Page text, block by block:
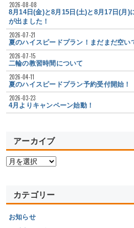
8月14日(金)と8月15日(土)と8月17日(月)
が出ました！
2026-08-08
夏のハイスピードプラン！まだまだ空い
2026-07-21
二輪の教習時間について
2026-07-15
夏のハイスピードプラン予約受付開始！
2026-04-11
4月よりキャンペーン始動！
2026-03-23
アーカイブ
カテゴリー
お知らせ